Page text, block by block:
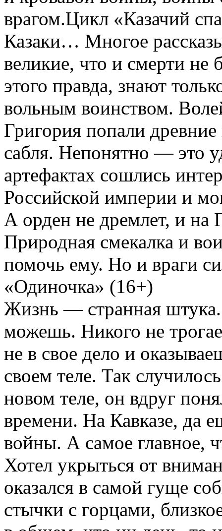
врагом.Цикл «Казачий
Казаки… Многое
великие, что и смерти не
этого правда, знают
вольным воинством.
Григория попали
сабля. Непонятно — это
артефактах сошлись
Российской империи и
А орден не дремлет, и на
Природная смекалка и
помочь ему. Но и враги
«Одиночка» (16+)
Жизнь — странная
можешь. Никого не
не в свое дело и
своем теле. Так
новом теле, он вдруг
времени. На Кавказе, да
войны. А самое главное,
Хотел укрыться от
оказался в самой гуще
стычки с горцами,